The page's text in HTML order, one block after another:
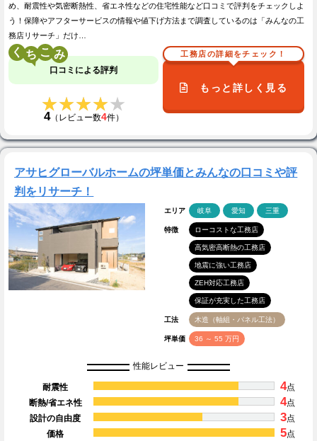
め、耐震性や気密断熱性、省エネ性などの住宅性能など口コミで評判をチェックしよ
う！保障やアフターサービスの情報や値下げ方法まで調査しているのは「みんなの工
務店リサーチ」だけ…
く こ
口コミによる評判
★★★★★
★★★★★
4（レビュー数4件）
工務店の詳細をチェック！
もっと詳しく見る
アサヒグローバルホームの坪単価とみんなの口コミや評
判をリサーチ！
エリア 岐阜 愛知 三重
特徴 ローコストな工務店
高気密高断熱の工務店
地震に強い工務店
ZEH対応工務店
保証が充実した工務店
工法 木造（軸組・パネル工法）
坪単価 36 ～ 55 万円
性能レビュー
耐震性 4点
断熱/省エネ性
4点
設計の自由度
3点
価格
5点